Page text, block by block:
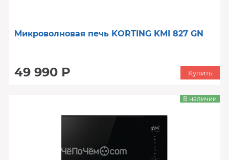
Микроволновая печь KORTING KMI 827 GN
49 990 Р Купить
В наличии